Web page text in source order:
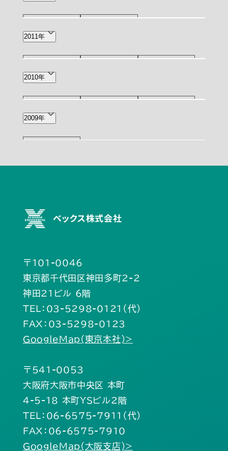
12月(1)
2011年
12月(1)
2010年
11月(1)
2009年
ベックス株式会社
〒101-0046
東京都千代田区神田多町2-2
神田21ビル 6階
TEL：03-5298-0121（代）
FAX：03-5298-0123
GoogleMap(東京本社)>
〒541-0053
大阪府大阪市中央区 本町
4-5-18 本町YSビル2階
TEL：06-6575-7911（代）
FAX：06-6575-7910
GoogleMap(大阪支店)>